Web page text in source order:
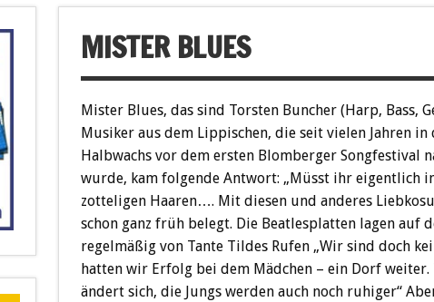
MISTER BLUES
Mister Blues, das sind Torsten Buncher (Harp, Bass,
Musiker aus dem Lippischen, die seit vielen Jahren
Halbwachs vor dem ersten Blomberger Songfestival
wurde, kam folgende Antwort: „Müsst ihr eigentlich
zotteligen Haaren…. Mit diesen und anderes
schon ganz früh belegt. Die Beatlesplatten lagen
regelmäßig von Tante Tildes Rufen „Wir sind doch
hatten wir Erfolg bei dem Mädchen – ein Dorf weiter.
ändert sich, die Jungs werden auch noch ruhiger“